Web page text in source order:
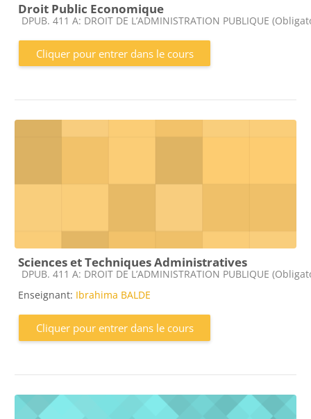
Droit Public Economique
Catégorie de cours
DPUB. 411 A: DROIT DE L’ADMINISTRATION PUBLIQUE
Cliquer pour entrer dans le cours
Sciences et Techniques Administratives
Catégorie de cours
DPUB. 411 A: DROIT DE L’ADMINISTRATION PUBLIQUE
Enseignant: Ibrahima BALDE
Cliquer pour entrer dans le cours